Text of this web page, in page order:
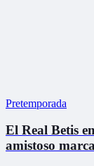
Pretemporada
El Real Betis
amistoso